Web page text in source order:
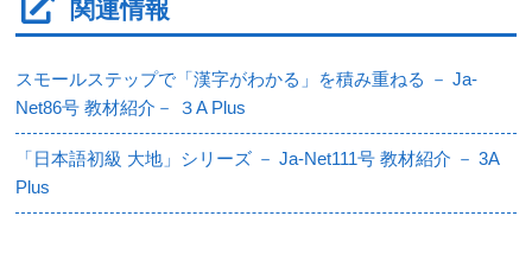
関連情報
スモールステップで「漢字がわかる」を積み重ねる － Ja-
Net86号 教材紹介－ ３A Plus
「日本語初級 大地」シリーズ － Ja-Net111号 教材紹介 － 3A
Plus